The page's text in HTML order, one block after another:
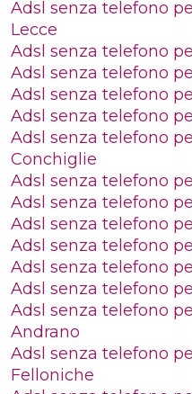
Adsl senza telefono
Lecce
Adsl senza telefono
Adsl senza telefono
Adsl senza telefono
Adsl senza telefono
Adsl senza telefono
Conchiglie
Adsl senza telefono
Adsl senza telefono
Adsl senza telefono
Adsl senza telefono
Adsl senza telefono
Adsl senza telefono
Adsl senza telefono
Andrano
Adsl senza telefono
Felloniche